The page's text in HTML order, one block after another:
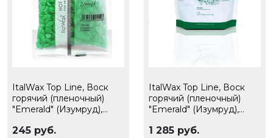
ItalWax Top Line, Воск
горячий (пленочный)
"Emerald" (Изумруд),
245 руб.
ItalWax Top Line, Воск
горячий (пленочный)
"Emerald" (Изумруд),
1 285 руб.